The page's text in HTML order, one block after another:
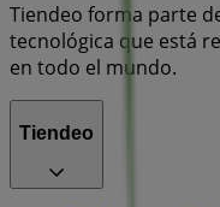
Tiendeo forma parte
tecnológica que está
en todo el mundo.
Tiendeo